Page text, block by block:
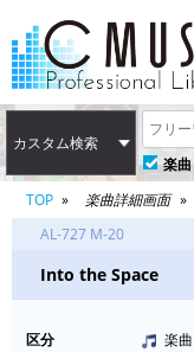
カスタム検索
楽曲
TOP
楽曲詳細画面
AL-727 M-20
Into the Space
区分
楽曲